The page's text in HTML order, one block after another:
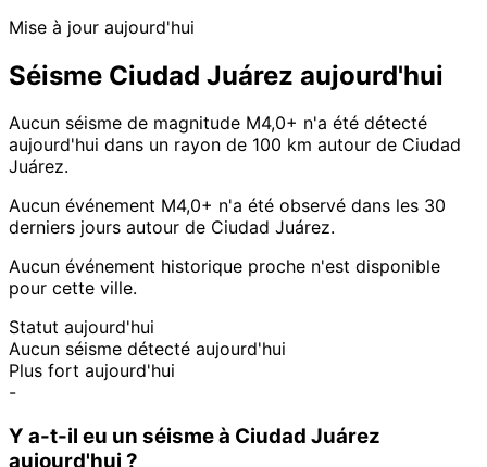
Mise à jour aujourd'hui
Séisme Ciudad Juárez aujourd'hui
Aucun séisme de magnitude M4,0+ n'a été détecté
aujourd'hui dans un rayon de 100 km autour de Ciudad
Juárez.
Aucun événement M4,0+ n'a été observé dans les 30
derniers jours autour de Ciudad Juárez.
Aucun événement historique proche n'est disponible
pour cette ville.
Statut aujourd'hui
Aucun séisme détecté aujourd'hui
Plus fort aujourd'hui
-
Y a-t-il eu un séisme à Ciudad Juárez
aujourd'hui ?